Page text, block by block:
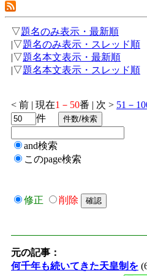
▽題名のみ表示・最新順
|▽題名のみ表示・スレッド順
|▽題名本文表示・最新順
|▽題名本文表示・スレッド順
< 前 | 現在1－50番 | 次 > 51－
件
and検索
このpage検索
修正 削除
元の記事：
何千年も続いてきた天皇制を